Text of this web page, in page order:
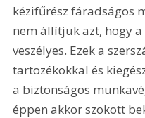
kézifűrész fáradságos
nem állítjuk azt, hogy
veszélyes. Ezek a
tartozékokkal és
a biztonságos
éppen akkor szokott